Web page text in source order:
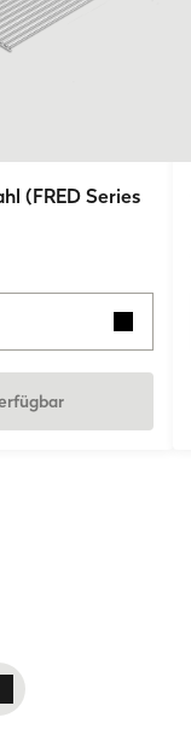
(FRED Series